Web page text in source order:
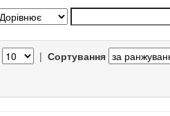
| Сортування